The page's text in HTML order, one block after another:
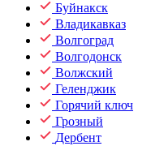
Буйнакск
Владикавказ
Волгоград
Волгодонск
Волжский
Геленджик
Горячий ключ
Грозный
Дербент